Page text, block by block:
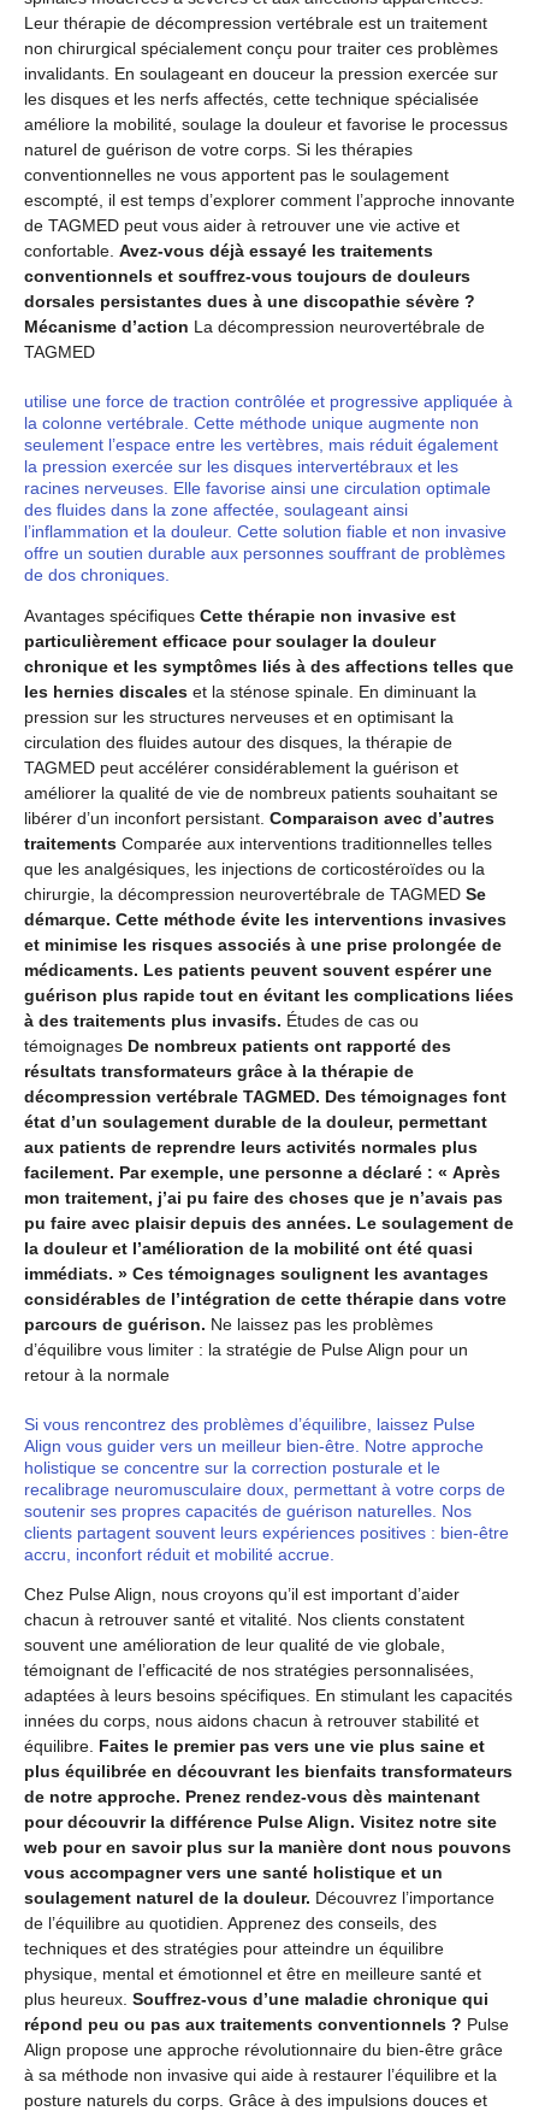
Leur thérapie de décompression vertébrale est un traitement
non chirurgical spécialement conçu pour traiter ces problèmes
invalidants. En soulageant en douceur la pression exercée sur
les disques et les nerfs affectés, cette technique spécialisée
améliore la mobilité, soulage la douleur et favorise le processus
naturel de guérison de votre corps. Si les thérapies
conventionnelles ne vous apportent pas le soulagement
escompté, il est temps d’explorer comment l’approche innovante
de TAGMED peut vous aider à retrouver une vie active et
confortable. Avez-vous déjà essayé les traitements
conventionnels et souffrez-vous toujours de douleurs
dorsales persistantes dues à une discopathie sévère ?
Mécanisme d’action La décompression neurovertébrale de
TAGMED
utilise une force de traction contrôlée et progressive appliquée à
la colonne vertébrale. Cette méthode unique augmente non
seulement l’espace entre les vertèbres, mais réduit également
la pression exercée sur les disques intervertébraux et les
racines nerveuses. Elle favorise ainsi une circulation optimale
des fluides dans la zone affectée, soulageant ainsi
l’inflammation et la douleur. Cette solution fiable et non invasive
offre un soutien durable aux personnes souffrant de problèmes
de dos chroniques.
Avantages spécifiques Cette thérapie non invasive est
particulièrement efficace pour soulager la douleur
chronique et les symptômes liés à des affections telles que
les hernies discales et la sténose spinale. En diminuant la
pression sur les structures nerveuses et en optimisant la
circulation des fluides autour des disques, la thérapie de
TAGMED peut accélérer considérablement la guérison et
améliorer la qualité de vie de nombreux patients souhaitant se
libérer d’un inconfort persistant. Comparaison avec d’autres
traitements Comparée aux interventions traditionnelles telles
que les analgésiques, les injections de corticostéroïdes ou la
chirurgie, la décompression neurovertébrale de TAGMED Se
démarque. Cette méthode évite les interventions invasives
et minimise les risques associés à une prise prolongée de
médicaments. Les patients peuvent souvent espérer une
guérison plus rapide tout en évitant les complications liées
à des traitements plus invasifs. Études de cas ou
témoignages De nombreux patients ont rapporté des
résultats transformateurs grâce à la thérapie de
décompression vertébrale TAGMED. Des témoignages font
état d’un soulagement durable de la douleur, permettant
aux patients de reprendre leurs activités normales plus
facilement. Par exemple, une personne a déclaré : « Après
mon traitement, j’ai pu faire des choses que je n’avais pas
pu faire avec plaisir depuis des années. Le soulagement de
la douleur et l’amélioration de la mobilité ont été quasi
immédiats. » Ces témoignages soulignent les avantages
considérables de l’intégration de cette thérapie dans votre
parcours de guérison. Ne laissez pas les problèmes
d’équilibre vous limiter : la stratégie de Pulse Align pour un
retour à la normale
Si vous rencontrez des problèmes d’équilibre, laissez Pulse
Align vous guider vers un meilleur bien-être. Notre approche
holistique se concentre sur la correction posturale et le
recalibrage neuromusculaire doux, permettant à votre corps de
soutenir ses propres capacités de guérison naturelles. Nos
clients partagent souvent leurs expériences positives : bien-être
accru, inconfort réduit et mobilité accrue.
Chez Pulse Align, nous croyons qu’il est important d’aider
chacun à retrouver santé et vitalité. Nos clients constatent
souvent une amélioration de leur qualité de vie globale,
témoignant de l’efficacité de nos stratégies personnalisées,
adaptées à leurs besoins spécifiques. En stimulant les capacités
innées du corps, nous aidons chacun à retrouver stabilité et
équilibre. Faites le premier pas vers une vie plus saine et
plus équilibrée en découvrant les bienfaits transformateurs
de notre approche. Prenez rendez-vous dès maintenant
pour découvrir la différence Pulse Align. Visitez notre site
web pour en savoir plus sur la manière dont nous pouvons
vous accompagner vers une santé holistique et un
soulagement naturel de la douleur. Découvrez l’importance
de l’équilibre au quotidien. Apprenez des conseils, des
techniques et des stratégies pour atteindre un équilibre
physique, mental et émotionnel et être en meilleure santé et
plus heureux. Souffrez-vous d’une maladie chronique qui
répond peu ou pas aux traitements conventionnels ? Pulse
Align propose une approche révolutionnaire du bien-être grâce
à sa méthode non invasive qui aide à restaurer l’équilibre et la
posture naturels du corps. Grâce à des impulsions douces et